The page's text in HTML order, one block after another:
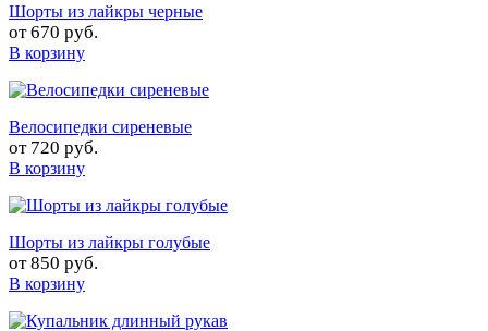
Шорты из лайкры черные
от670 руб.
В корзину
Велосипедки сиреневые
от 720 руб.
В корзину
Шорты из лайкры голубые
от850 руб.
В корзину